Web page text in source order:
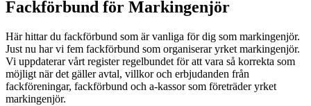
Fackförbund för Markingenjör
Här hittar du fackförbund som är vanliga för dig som markingenjör.
Just nu har vi fem fackförbund som organiserar yrket markingenjör.
Vi uppdaterar vårt register regelbundet för att vara så korrekta som
möjligt när det gäller avtal, villkor och erbjudanden från
fackföreningar, fackförbund och a-kassor som företräder yrket
markingenjör.